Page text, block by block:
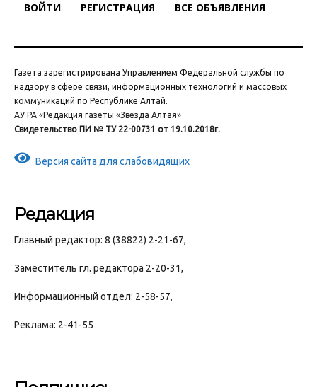
ВОЙТИ РЕГИСТРАЦИЯ ВСЕ ОБЪЯВЛЕНИЯ
Газета зарегистрирована Управлением Федеральной службы по
надзору в сфере связи, информационных технологий и массовых
коммуникаций по Республике Алтай.
АУ РА «Редакция газеты «Звезда Алтая»
Свидетельство ПИ № ТУ 22-00731 от 19.10.2018г.
Версия сайта для слабовидящих
Редакция
Главный редактор: 8 (38822) 2-21-67,
Заместитель гл. редактора 2-20-31,
Информационный отдел: 2-58-57,
Реклама: 2-41-55